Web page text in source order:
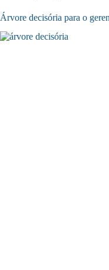
Árvore decisória para o